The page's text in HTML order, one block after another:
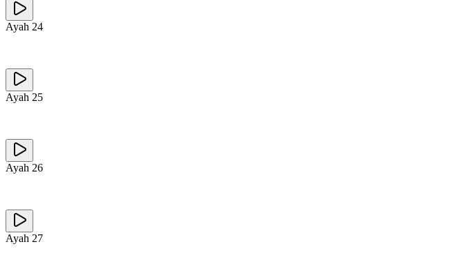
Ayah 24
Ayah 25
Ayah 26
Ayah 27